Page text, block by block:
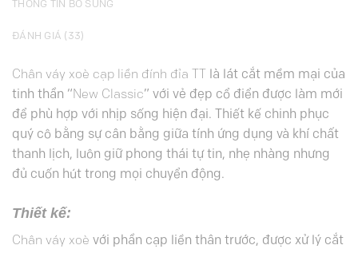
THÔNG TIN BỔ SUNG
ĐÁNH GIÁ (33)
Chân váy xoè cạp liền đính đỉa TT
là lát cắt mềm mại của
tinh thần “ New Classic” với vẻ đẹp cổ điển được làm mới
để phù hợp với nhịp sống hiện đại. Thiết kế chinh phục
quý cô bằng sự cân bằng giữa tính ứng dụng và khí chất
thanh lịch, luôn giữ phong thái tự tin, nhẹ nhàng nhưng
đủ cuốn hút trong mọi chuyển động.
Thiết kế:
Chân váy xoè với phần cạp liền thân trước, được xử lý cắt